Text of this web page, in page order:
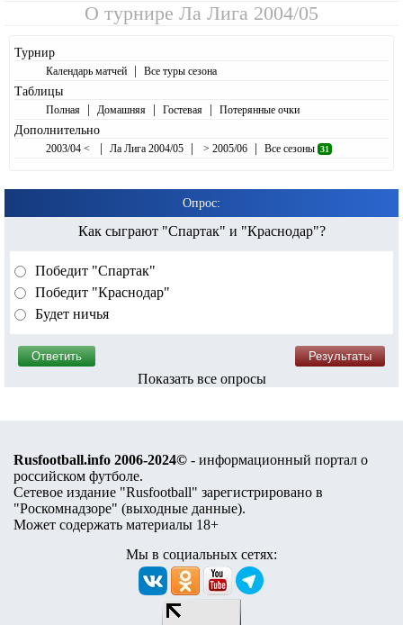
О турнире Ла Лига 2004/05
Турнир
Календарь матчей | Все туры сезона
Таблицы
Полная | Домашняя | Гостевая | Потерянные очки
Дополнительно
2003/04 < | Ла Лига 2004/05 | > 2005/06 | Все сезоны 31
Опрос:
Как сыграют "Спартак" и "Краснодар"?
Победит "Спартак"
Победит "Краснодар"
Будет ничья
Показать все опросы
Rusfootball.info 2006-2024© - информационный портал о
российском футболе.
Сетевое издание "Rusfootball" зарегистрировано в
"Роскомнадзоре" (выходные данные).
Может содержать материалы 18+
Мы в социальных сетях: